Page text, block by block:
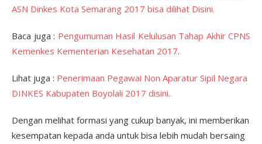
ASN Dinkes Kota Semarang 2017 bisa dilihat Disini.
Baca juga : Pengumuman Hasil Kelulusan Tahap Akhir CPNS
Kemenkes Kementerian Kesehatan 2017.
Lihat juga : Penerimaan Pegawai Non Aparatur Sipil Negara
DINKES Kabupaten Boyolali 2017 disini.
Dengan melihat formasi yang cukup banyak, ini memberikan
kesempatan kepada anda untuk bisa lebih mudah bersaing